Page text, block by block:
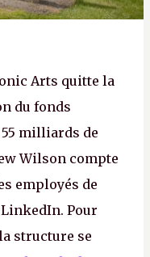
Arts quitte la
du fonds
milliards de
Wilson compte
employés de
Pour
structure se